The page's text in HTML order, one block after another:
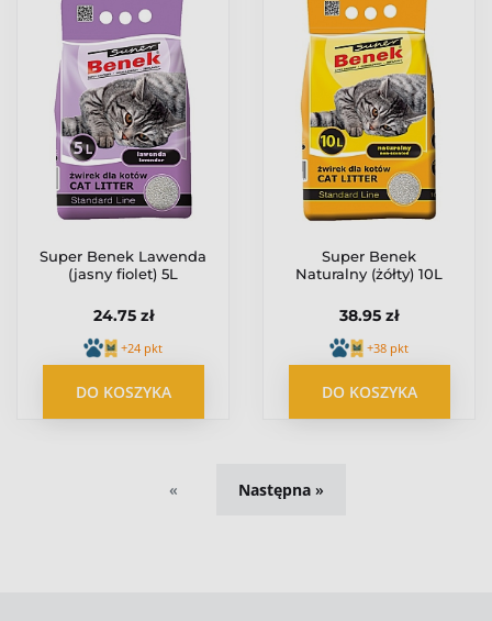
Super Benek Lawenda
(jasny fiolet) 5L
24.75 zł
+24 pkt
DO KOSZYKA
Super Benek
Naturalny (żółty) 10L
38.95 zł
+38 pkt
DO KOSZYKA
« »